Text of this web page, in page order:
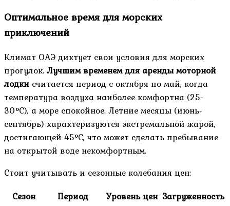
Оптимальное время для морских
приключений
Климат ОАЭ диктует свои условия для морских
прогулок.Лучшим временем для аренды моторной
лодки считается период с октября по май, когда
температура воздуха наиболее комфортна (25-
30°C), а море спокойное. Летние месяцы (июнь-
сентябрь) характеризуются экстремальной жарой,
достигающей 45°C, что может сделать пребывание
на открытой воде некомфортным.
Стоит учитывать и сезонные колебания цен:
Сезон
Период Уровень цен Загруженность